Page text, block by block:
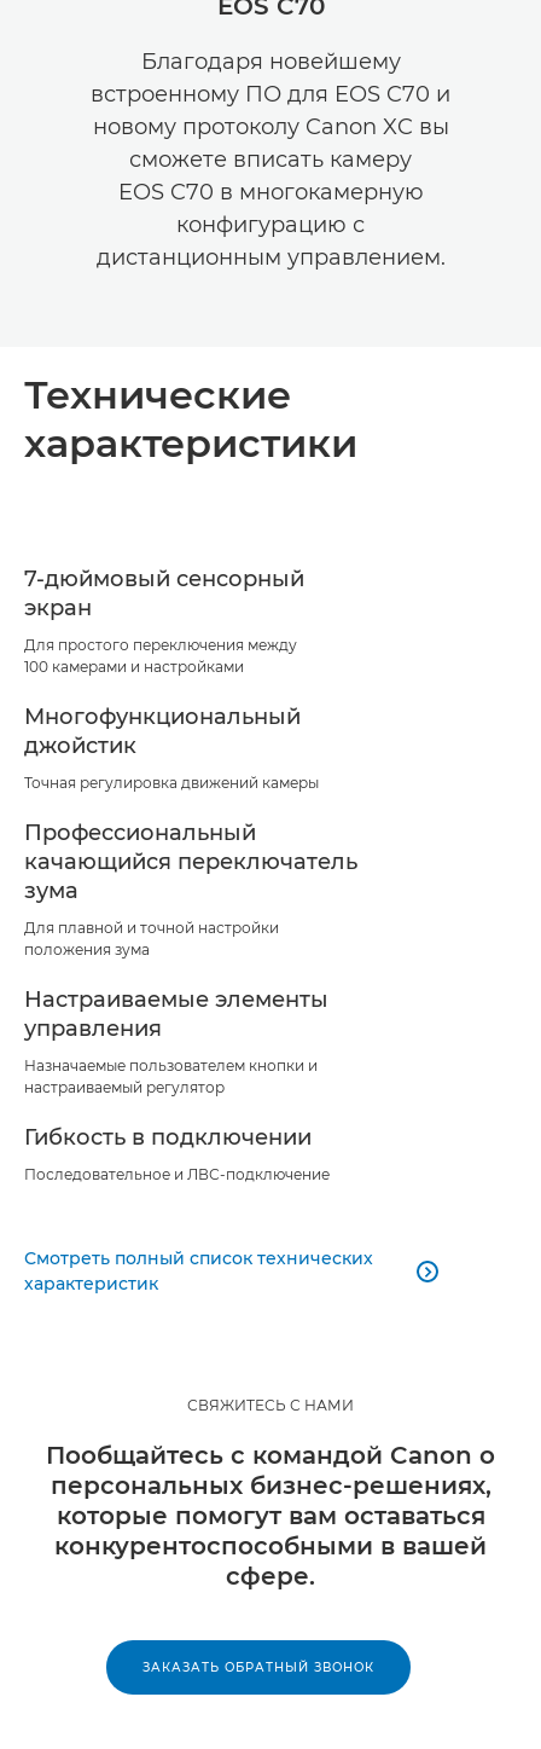
Благодаря новейшему
встроенному ПО для EOS C70 и
новому протоколу Canon XC вы
сможете вписать камеру
EOS C70 в многокамерную
конфигурацию с
дистанционным управлением.
Технические
характеристики
7-дюймовый сенсорный
экран
Для простого переключения между
100 камерами и настройками
Многофункциональный
джойстик
Точная регулировка движений камеры
Профессиональный
качающийся переключатель
зума
Для плавной и точной настройки
положения зума
Настраиваемые элементы
управления
Назначаемые пользователем кнопки и
настраиваемый регулятор
Гибкость в подключении
Последовательное и ЛВС-подключение
Смотреть полный список технических
характеристик

СВЯЖИТЕСЬ С НАМИ
Пообщайтесь с командой Canon о
персональных бизнес-решениях,
которые помогут вам оставаться
конкурентоспособными в вашей
сфере.
ЗАКАЗАТЬ ОБРАТНЫЙ ЗВОНОК